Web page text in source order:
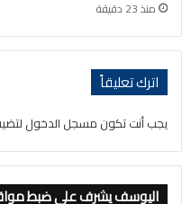
منذ 23 دقيقة
اترك تعليقاً
يجب أنت تكون مسجل الدخول
اليوسف يشرف على ضبط مواقع